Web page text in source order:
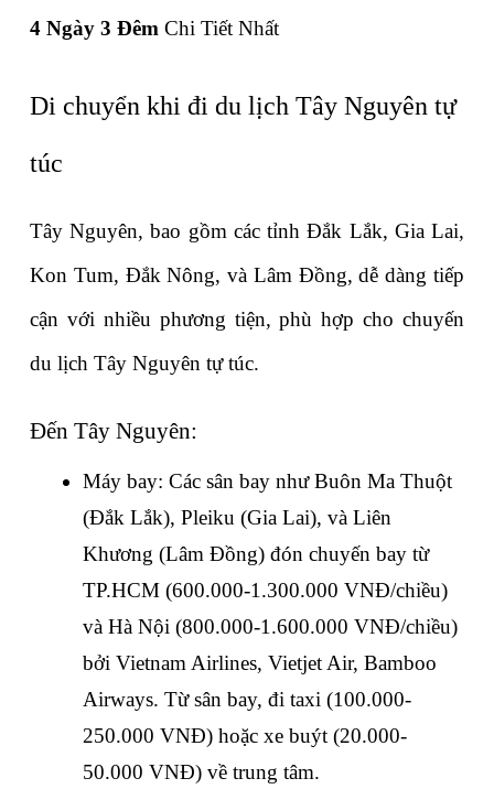
4 Ngày 3 Đêm Chi Tiết Nhất
Di chuyển khi đi du lịch Tây Nguyên tự
túc
Tây Nguyên, bao gồm các tỉnh Đắk Lắk, Gia Lai,
Kon Tum, Đắk Nông, và Lâm Đồng, dễ dàng tiếp
cận với nhiều phương tiện, phù hợp cho chuyến
du lịch Tây Nguyên tự túc.
Đến Tây Nguyên:
Máy bay: Các sân bay như Buôn Ma Thuột
(Đắk Lắk), Pleiku (Gia Lai), và Liên
Khương (Lâm Đồng) đón chuyến bay từ
TP.HCM (600.000-1.300.000 VNĐ/chiều)
và Hà Nội (800.000-1.600.000 VNĐ/chiều)
bởi Vietnam Airlines, Vietjet Air, Bamboo
Airways. Từ sân bay, đi taxi (100.000-
250.000 VNĐ) hoặc xe buýt (20.000-
50.000 VNĐ) về trung tâm.